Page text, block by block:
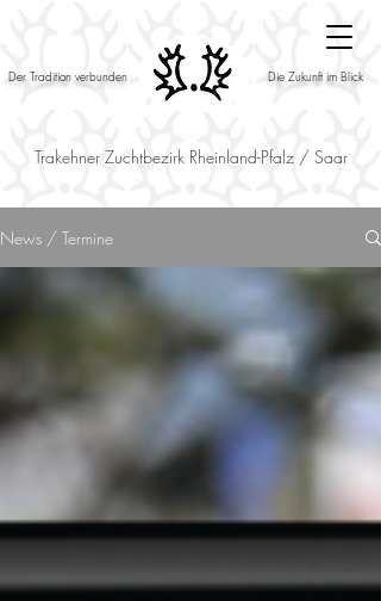
Der Tradition verbunden Die Zukunft im Blick
Trakehner Zuchtbezirk Rheinland-Pfalz / Saar
News / Termine